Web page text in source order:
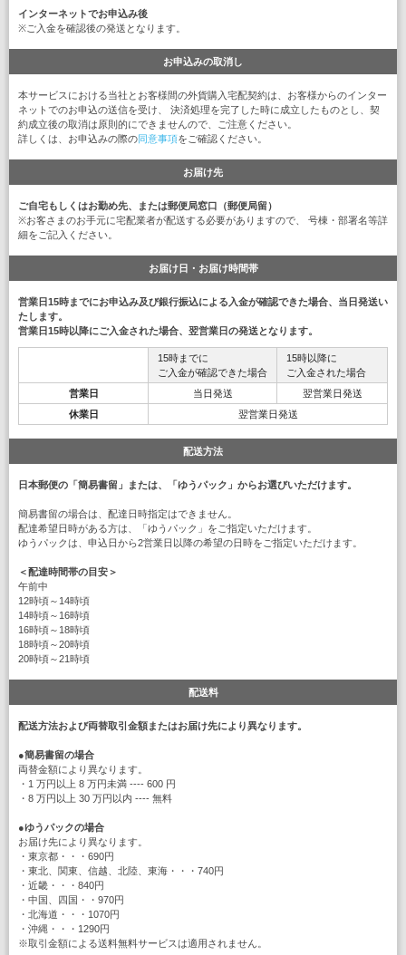
インターネットでお申込み後
※ご入金を確認後の発送となります。
お申込みの取消し
本サービスにおける当社とお客様間の外貨購入宅配契約は、お客様からのインター
ネットでのお申込の送信を受け、 決済処理を完了した時に成立したものとし、契
約成立後の取消は原則的にできませんので、ご注意ください。
詳しくは、お申込みの際の同意事項をご確認ください。
お届け先
ご自宅もしくはお勤め先、または郵便局窓口（郵便局留）
※お客さまのお手元に宅配業者が配送する必要がありますので、 号棟・部署名等詳
細をご記入ください。
お届け日・お届け時間帯
営業日15時までにお申込み及び銀行振込による入金が確認できた場合、当日発送い
たします。
営業日15時以降にご入金された場合、翌営業日の発送となります。
15時までに
ご入金が確認できた場合
15時以降に
ご入金された場合
営業日
当日発送
翌営業日発送
休業日
翌営業日発送
配送方法
日本郵便の「簡易書留」または、「ゆうパック」からお選びいただけます。
簡易書留の場合は、配達日時指定はできません。
配達希望日時がある方は、「ゆうパック」をご指定いただけます。
ゆうパックは、申込日から2営業日以降の希望の日時をご指定いただけます。
＜配達時間帯の目安＞
午前中
12時頃～14時頃
14時頃～16時頃
16時頃～18時頃
18時頃～20時頃
20時頃～21時頃
配送料
配送方法および両替取引金額またはお届け先により異なります。
●簡易書留の場合
両替金額により異なります。
・1 万円以上 8 万円未満 ---- 600 円
・8 万円以上 30 万円以内 ---- 無料
●ゆうパックの場合
お届け先により異なります。
・東京都・・・690円
・東北、関東、信越、北陸、東海・・・740円
・近畿・・・840円
・中国、四国・・970円
・北海道・・・1070円
・沖縄・・・1290円
※取引金額による送料無料サービスは適用されません。